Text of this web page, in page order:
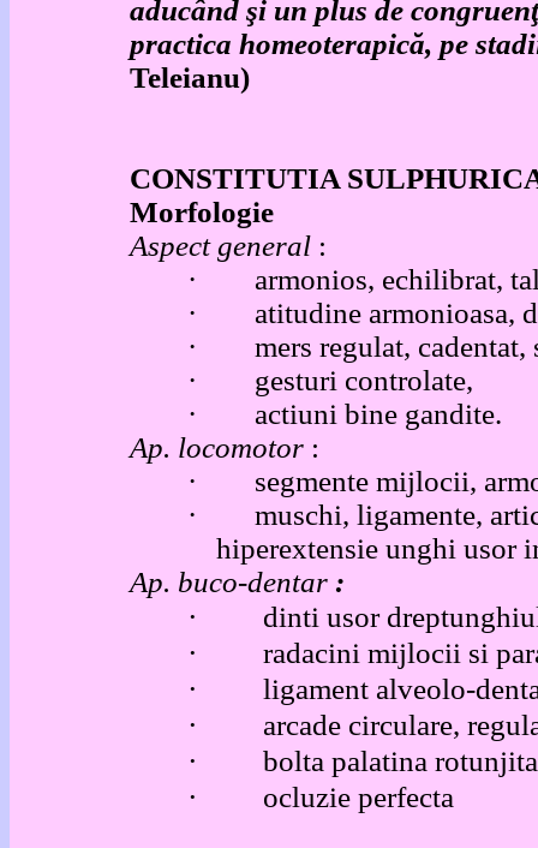
aducând şi un plus de
practica homeoterapică, pe
Teleianu)
CONSTITUTIA
Morfologie
Aspect general :
·
armonios, echilibrat,
·
atitudine armonioasa,
·
mers regulat, cadentat,
·
gesturi controlate,
·
actiuni bine gandite.
Ap. locomotor :
·
segmente mijlocii,
·
muschi, ligamente,
hiperextensie unghi usor
Ap. buco-dentar :
· dinti usor
· radacini mijlocii si
· ligament alveolo-
· arcade circulare,
· bolta palatina
· ocluzie perfecta